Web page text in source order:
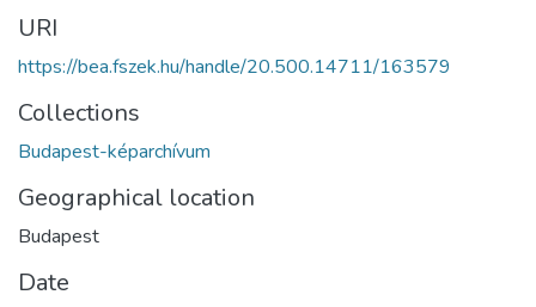
URI
https://bea.fszek.hu/handle/20.500.14711/163579
Collections
Budapest-képarchívum
Geographical location
Budapest
Date